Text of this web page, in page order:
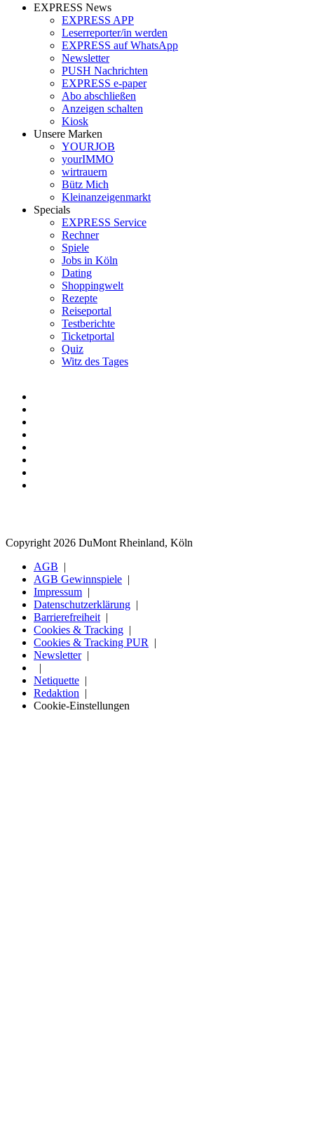
EXPRESS News
EXPRESS APP
Leserreporter/in werden
EXPRESS auf WhatsApp
Newsletter
PUSH Nachrichten
EXPRESS e-paper
Abo abschließen
Anzeigen schalten
Kiosk
Unsere Marken
YOURJOB
yourIMMO
wirtrauern
Bütz Mich
Kleinanzeigenmarkt
Specials
EXPRESS Service
Rechner
Spiele
Jobs in Köln
Dating
Shoppingwelt
Rezepte
Reiseportal
Testberichte
Ticketportal
Quiz
Witz des Tages
Copyright 2026 DuMont Rheinland, Köln
AGB
AGB Gewinnspiele
Impressum
Datenschutzerklärung
Barrierefreiheit
Cookies & Tracking
Cookies & Tracking PUR
Newsletter
Netiquette
Redaktion
Cookie-Einstellungen